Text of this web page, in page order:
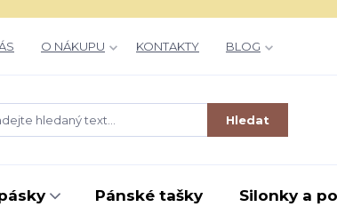
O NÁKUPU KONTAKTY BLOG
Hledat
Pánské tašky Silonky a